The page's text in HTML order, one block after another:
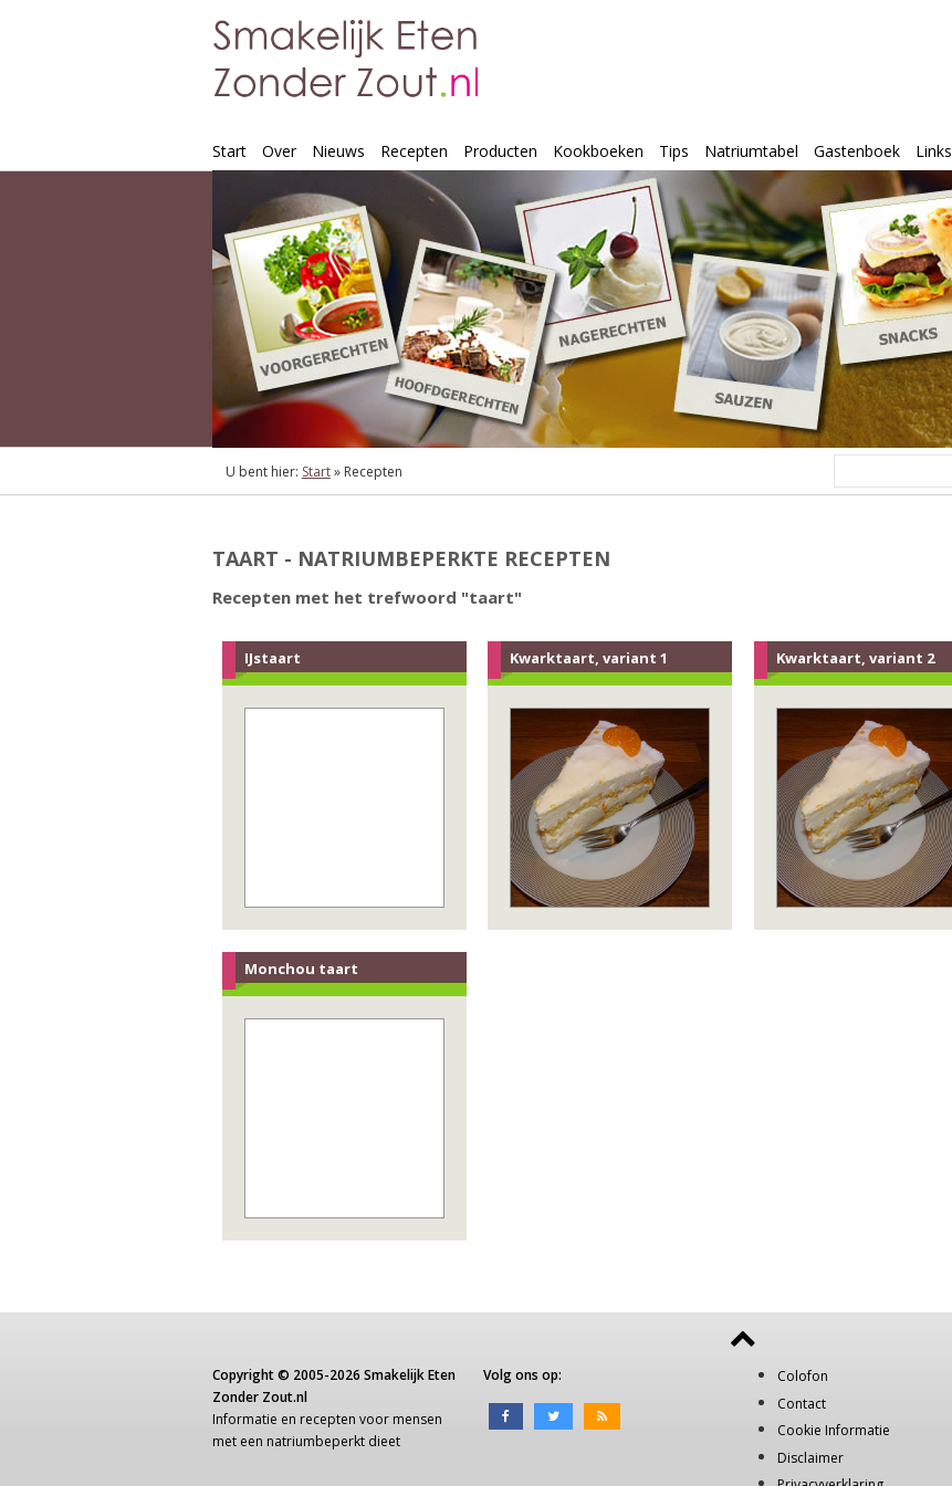
Start Over Nieuws Recepten Producten Kookboeken Tips Natriumtabel Gastenboek Links
U bent hier: Start» Recepten
TAART - NATRIUMBEPERKTE RECEPTEN
Recepten met het trefwoord "taart"
IJstaart Kwarktaart, variant 1 Kwarktaart, variant 2
Monchou taart
Copyright © 2005-2026 Smakelijk Eten
Zonder Zout.nl
Informatie en recepten voor mensen
met een natriumbeperkt dieet
Volg ons op:
Colofon
Contact
Cookie Informatie
Disclaimer